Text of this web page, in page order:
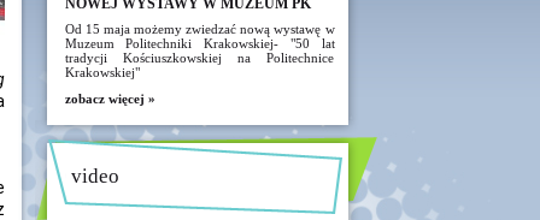
NOWEJ WYSTAWY W MUZEUM PK
Od 15 maja możemy zwiedzać nową wystawę w
Muzeum Politechniki Krakowskiej- "50 lat
tradycji Kościuszkowskiej na Politechnice
Krakowskiej"
zobacz więcej »
video